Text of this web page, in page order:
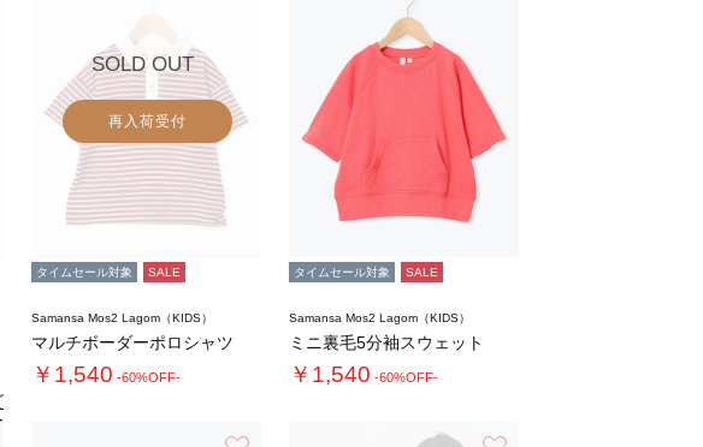
SOLD OUT
再入荷受付
タイムセール対象 SALE
Samansa Mos2 Lagom（KIDS）
マルチボーダーポロシャツ
￥1,540 -60%OFF-
タイムセール対象 SALE
Samansa Mos2 Lagom（KIDS）
ミニ裏毛5分袖スウェット
￥1,540 -60%OFF-